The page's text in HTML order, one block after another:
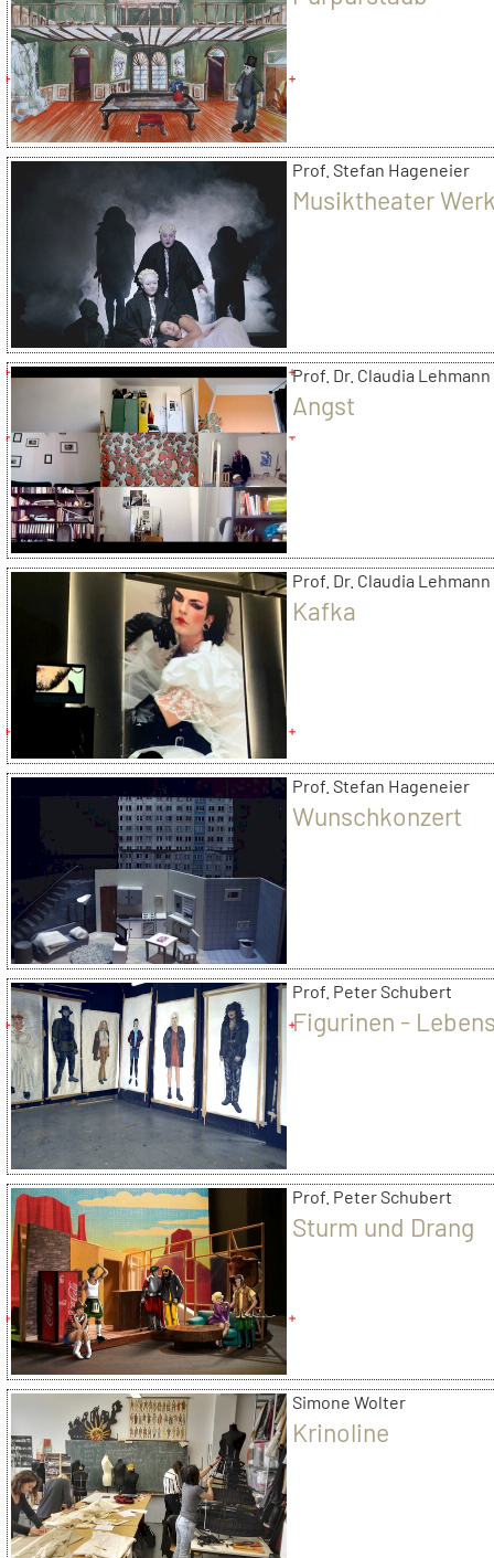
Prof. Stefan Hageneier
Musiktheater
Prof. Dr. Claudia Lehmann
Angst
Prof. Dr. Claudia Lehmann
Kafka
Prof. Stefan Hageneier
Wunschkonzert
Prof. Peter Schubert
Figurinen -
Prof. Peter Schubert
Sturm und Drang
Simone Wolter
Krinoline